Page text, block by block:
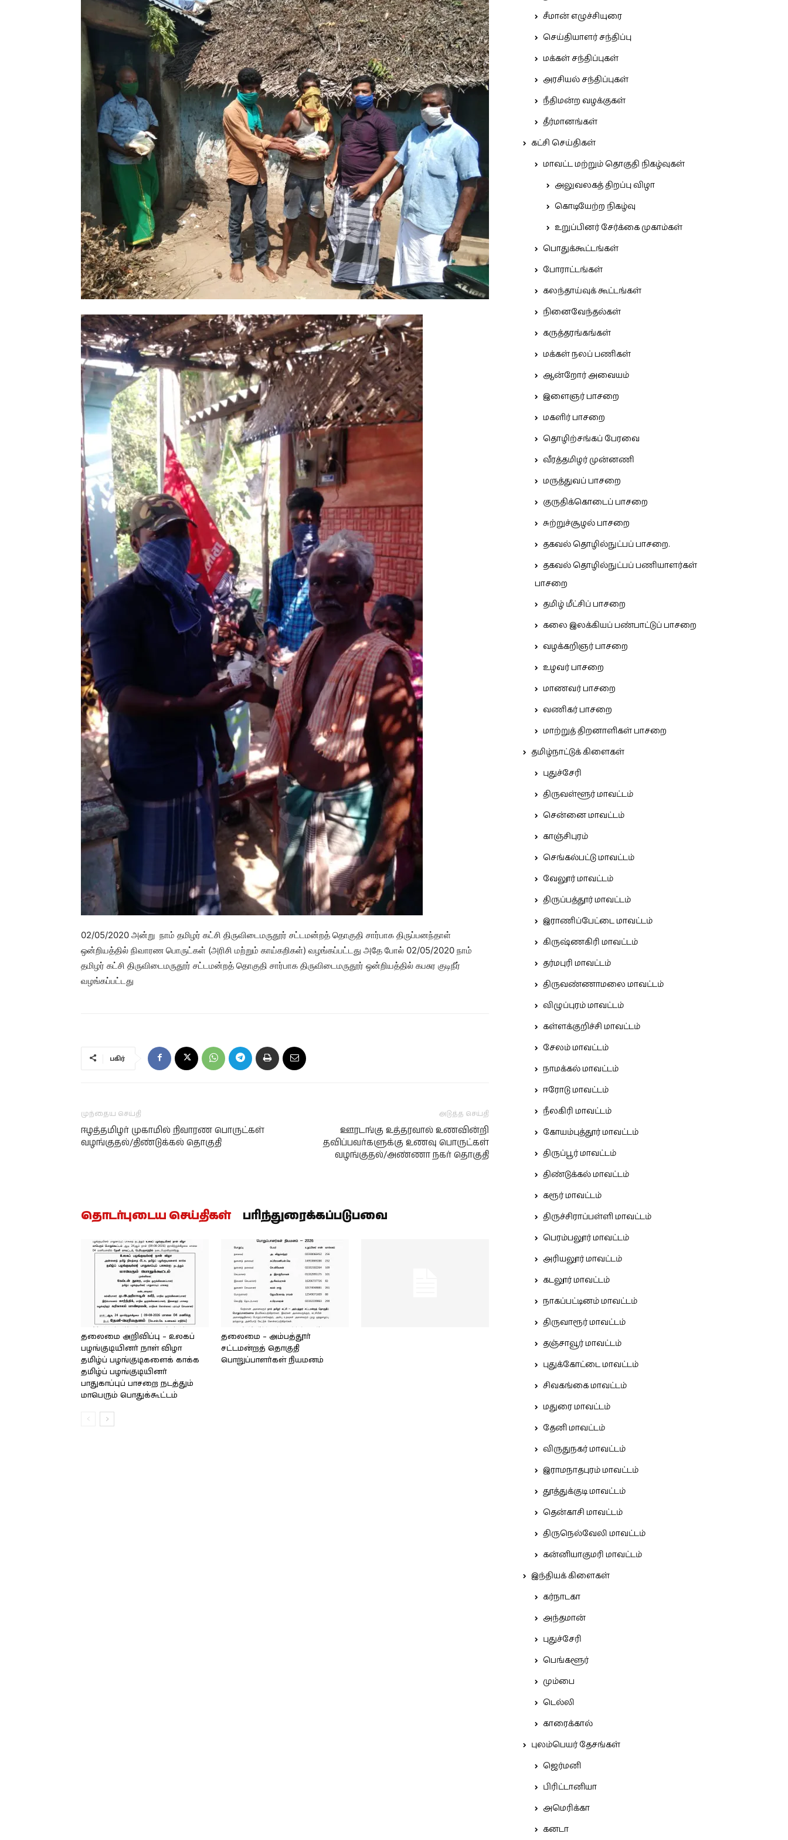
02/05/2020 அன்று நாம் தமிழர் கட்சி திருவிடைமருதூர் சட்டமன்றத் தொகுதி சார்பாக திருப்பனந்தாள்
ஒன்றியத்தில் நிவாரண பொருட்கள் (அரிசி மற்றும் காய்கறிகள்) வழங்கப்பட்டது அதே போல் 02/05/2020 நாம்
தமிழர் கட்சி திருவிடைமருதூர் சட்டமன்றத் தொகுதி சார்பாக திருவிடைமருதூர் ஒன்றியத்தில் கபசுர குடிநீர்
வழங்கப்பட்டது
பகிர்
முந்தைய செய்தி
ஈழத்தமிழர் முகாமில் நிவாரண பொருட்கள்
வழங்குதல்/திண்டுக்கல் தொகுதி
அடுத்த செய்தி
ஊரடங்கு உத்தரவால் உணவின்றி
தவிப்பவர்களுக்கு உணவு பொருட்கள்
வழங்குதல்/அண்ணா நகர் தொகுதி
தொடர்புடைய செய்திகள் பரிந்துரைக்கப்படுபவை
தலைமை அறிவிப்பு – உலகப்
பழங்குடியினர் நாள் விழா
தமிழ்ப் பழங்குடிகளைக் காக்க
தமிழ்ப் பழங்குடியினர்
பாதுகாப்புப் பாசறை நடத்தும்
மாபெரும் பொதுக்கூட்டம்
தலைமை – அம்பத்தூர்
சட்டமன்றத் தொகுதி
பொறுப்பாளர்கள் நியமனம்
சீமான் எழுச்சியுரை
செய்தியாளர் சந்திப்பு
மக்கள் சந்திப்புகள்
அரசியல் சந்திப்புகள்
நீதிமன்ற வழக்குகள்
தீர்மானங்கள்
கட்சி செய்திகள்
மாவட்ட மற்றும் தொகுதி நிகழ்வுகள்
அலுவலகத் திறப்பு விழா
கொடியேற்ற நிகழ்வு
உறுப்பினர் சேர்க்கை முகாம்கள்
பொதுக்கூட்டங்கள்
போராட்டங்கள்
கலந்தாய்வுக் கூட்டங்கள்
நினைவேந்தல்கள்
கருத்தரங்கங்கள்
மக்கள் நலப் பணிகள்
ஆன்றோர் அவையம்
இளைஞர் பாசறை
மகளிர் பாசறை
தொழிற்சங்கப் பேரவை
வீரத்தமிழர் முன்னணி
மருத்துவப் பாசறை
குருதிக்கொடைப் பாசறை
சுற்றுச்சூழல் பாசறை
தகவல் தொழில்நுட்பப் பாசறை.
தகவல் தொழில்நுட்பப் பணியாளர்கள்
பாசறை
தமிழ் மீட்சிப் பாசறை
கலை இலக்கியப் பண்பாட்டுப் பாசறை
வழக்கறிஞர் பாசறை
உழவர் பாசறை
மாணவர் பாசறை
வணிகர் பாசறை
மாற்றுத் திறனாளிகள் பாசறை
தமிழ்நாட்டுக் கிளைகள்
புதுச்சேரி
திருவள்ளூர் மாவட்டம்
சென்னை மாவட்டம்
காஞ்சிபுரம்
செங்கல்பட்டு மாவட்டம்
வேலூர் மாவட்டம்
திருப்பத்தூர் மாவட்டம்
இராணிப்பேட்டை மாவட்டம்
கிருஷ்ணகிரி மாவட்டம்
தர்மபுரி மாவட்டம்
திருவண்ணாமலை மாவட்டம்
விழுப்புரம் மாவட்டம்
கள்ளக்குறிச்சி மாவட்டம்
சேலம் மாவட்டம்
நாமக்கல் மாவட்டம்
ஈரோடு மாவட்டம்
நீலகிரி மாவட்டம்
கோயம்புத்தூர் மாவட்டம்
திருப்பூர் மாவட்டம்
திண்டுக்கல் மாவட்டம்
கரூர் மாவட்டம்
திருச்சிராப்பள்ளி மாவட்டம்
பெரம்பலூர் மாவட்டம்
அரியலூர் மாவட்டம்
கடலூர் மாவட்டம்
நாகப்பட்டினம் மாவட்டம்
திருவாரூர் மாவட்டம்
தஞ்சாவூர் மாவட்டம்
புதுக்கோட்டை மாவட்டம்
சிவகங்கை மாவட்டம்
மதுரை மாவட்டம்
தேனி மாவட்டம்
விருதுநகர் மாவட்டம்
இராமநாதபுரம் மாவட்டம்
தூத்துக்குடி மாவட்டம்
தென்காசி மாவட்டம்
திருநெல்வேலி மாவட்டம்
கன்னியாகுமரி மாவட்டம்
இந்தியக் கிளைகள்
கர்நாடகா
அந்தமான்
புதுச்சேரி
பெங்களூர்
மும்பை
டெல்லி
காரைக்கால்
புலம்பெயர் தேசங்கள்
ஜெர்மனி
பிரிட்டானியா
அமெரிக்கா
கனடா